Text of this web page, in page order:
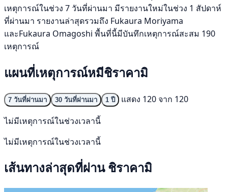
เหตุการณ์ในช่วง 7 วันที่ผ่านมา มีรายงานใหม่ในช่วง 1 สัปดาห์
ที่ผ่านมา รายงานล่าสุดรวมถึง Fukaura Moriyama
และFukaura Omagoshi พื้นที่นี้มีบันทึกเหตุการณ์สะสม 190
เหตุการณ์
แผนที่เหตุการณ์หมีชิราคามิ
7 วันที่ผ่านมา 30 วันที่ผ่านมา 1 ปี
แสดง 120 จาก 120
ไม่มีเหตุการณ์ในช่วงเวลานี้
ไม่มีเหตุการณ์ในช่วงเวลานี้
เส้นทางล่าสุดที่ผ่าน ชิราคามิ